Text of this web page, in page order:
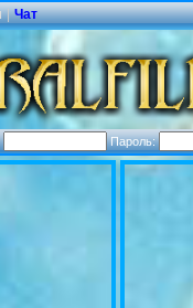
| Чат
Пароль: